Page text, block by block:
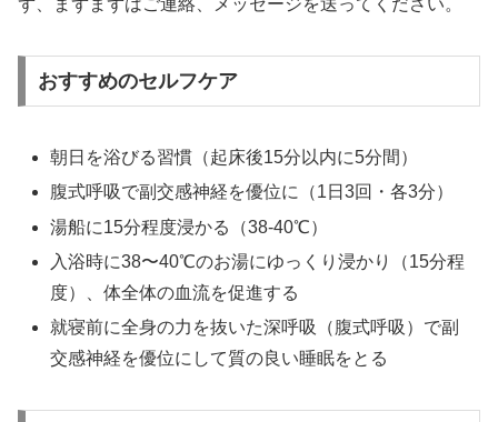
ず、まずまずはご連絡、メッセージを送ってください。
おすすめのセルフケア
朝日を浴びる習慣（起床後15分以内に5分間）
腹式呼吸で副交感神経を優位に（1日3回・各3分）
湯船に15分程度浸かる（38-40℃）
入浴時に38〜40℃のお湯にゆっくり浸かり（15分程
度）、体全体の血流を促進する
就寝前に全身の力を抜いた深呼吸（腹式呼吸）で副
交感神経を優位にして質の良い睡眠をとる